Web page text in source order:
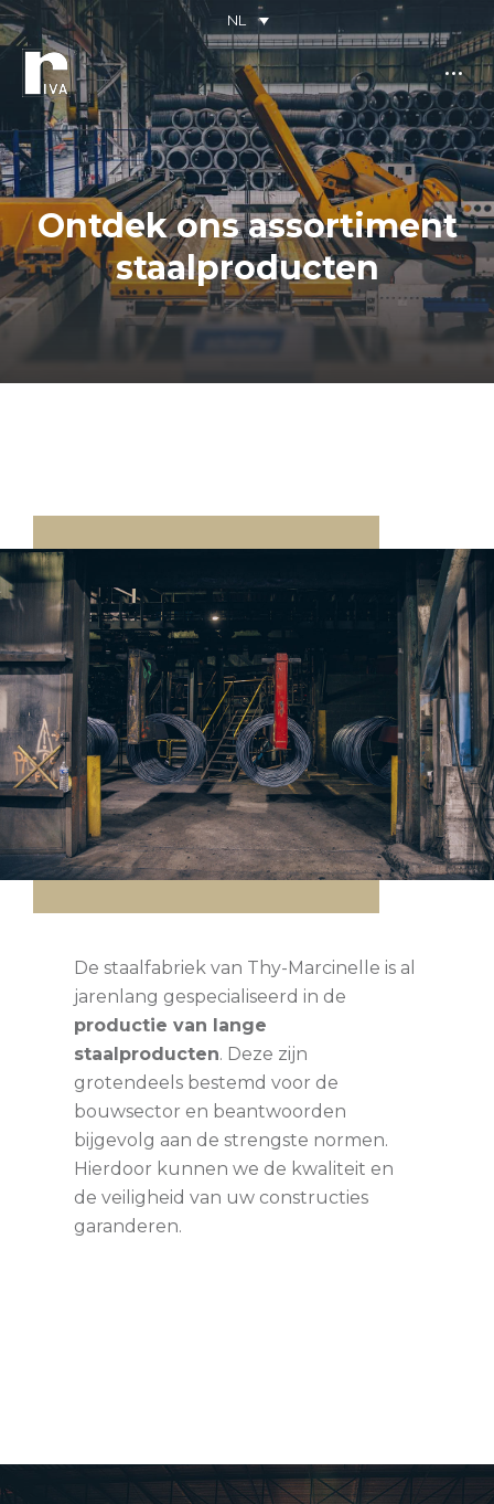
NL
Ontdek ons assortiment
staalproducten
Je bent hier:
De staalfabriek van Thy-Marcinelle is al
jarenlang gespecialiseerd in de
productie van lange
staalproducten. Deze zijn
grotendeels bestemd voor de
bouwsector en beantwoorden
bijgevolg aan de strengste normen.
Hierdoor kunnen we de kwaliteit en
de veiligheid van uw constructies
garanderen.